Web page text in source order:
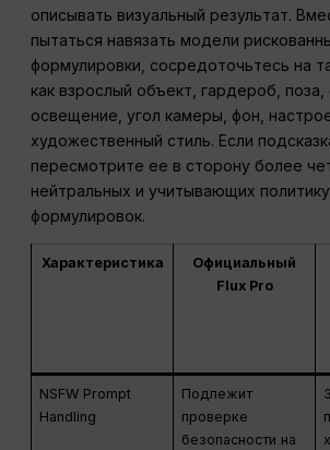
описывать визуальный результат.
пытаться навязать модели
формулировки, сосредоточьтесь на
как взрослый объект, гардероб, поза,
освещение, угол камеры, фон,
художественный стиль. Если
пересмотрите ее в сторону более
нейтральных и учитывающих
формулировок.
Характеристика
Официальный
Flux Pro
NSFW Prompt
Handling
Подлежит
проверке
безопасности на